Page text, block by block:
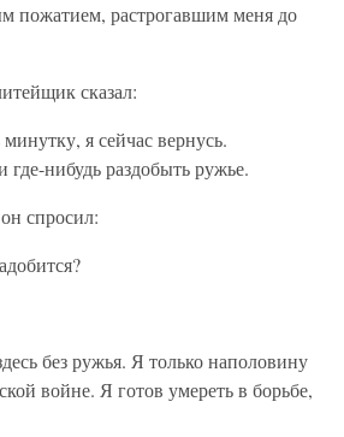
пожатием, растрогавшим меня до
сказал:
я сейчас вернусь.
нибудь раздобыть ружье.
спросил:
без ружья. Я только наполовину
войне. Я готов умереть в борьбе,